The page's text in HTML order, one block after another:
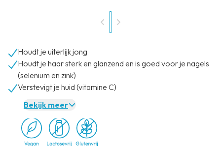
Houdt je uiterlijk jong
Houdt je haar sterk en glanzend en is goed voor je nagels
(selenium en zink)
Verstevigt je huid (vitamine C)
Bekijk meer